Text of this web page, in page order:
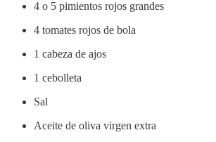
4 o 5 pimientos rojos grandes
4 tomates rojos de bola
1 cabeza de ajos
1 cebolleta
Sal
Aceite de oliva virgen extra